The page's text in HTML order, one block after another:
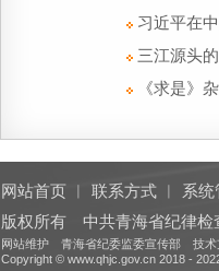
习近平在
三江源头
《求是》
网站首页 联系方式 系统
版权所有 中共青海省纪律
网站维护 青海省纪委监委宣传部 技
Copyright © www.qhjc.gov.cn 2018 -